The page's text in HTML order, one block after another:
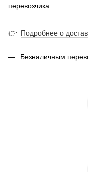
перевозчика
👉 Подробнее о
Безналичным